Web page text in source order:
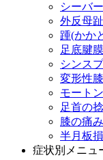
シーバ
外反母趾
踵(かか
足底腱
シンス
変形性
モート
足首の
膝の痛み
半月板
症状別メニュ